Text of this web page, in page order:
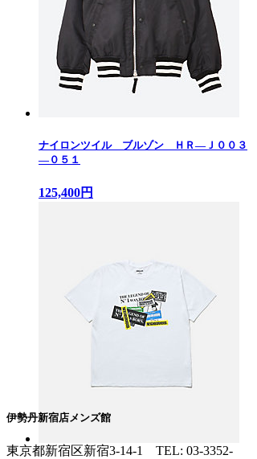
ナイロンツイル ブルゾン ＨＲ—Ｊ００３
—０５１
125,400円
伊勢丹新宿店メンズ館
東京都新宿区新宿3-14-1 TEL: 03-3352-